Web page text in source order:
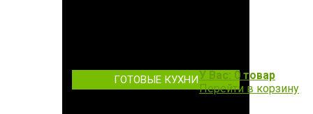
ГОТОВЫЕ КУХНИУ Вас: 0 товар
Перейти в корзину